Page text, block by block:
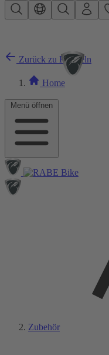
Zum Hauptinhalt springen
Menü öffnen
Zurück zu Klingeln
Home
Zubehör